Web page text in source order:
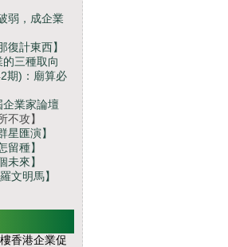
弱，成企業
復計東西】
的三種取向
期)：廟算必
業家論壇
不攻】
星匯演】
留種】
未來】
文明馬】
香港企業促